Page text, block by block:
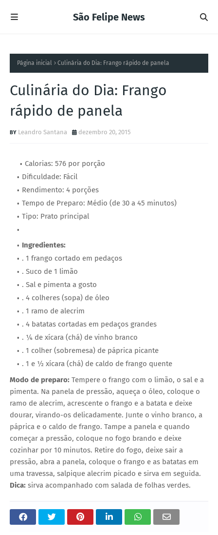
São Felipe News
Página inicial Culinária do Dia: Frango rápido de panela
Culinária do Dia: Frango
rápido de panela
Leandro Santana dezembro 20, 2015
Calorias: 576 por porção
Dificuldade: Fácil
Rendimento: 4 porções
Tempo de Preparo: Médio (de 30 a 45 minutos)
Tipo: Prato principal
Ingredientes:
. 1 frango cortado em pedaços
. Suco de 1 limão
. Sal e pimenta a gosto
. 4 colheres (sopa) de óleo
. 1 ramo de alecrim
. 4 batatas cortadas em pedaços grandes
. ¼ de xícara (chá) de vinho branco
. 1 colher (sobremesa) de páprica picante
. 1 e ½ xícara (chá) de caldo de frango quente
Modo de preparo: Tempere o frango com o limão, o sal e a
pimenta. Na panela de pressão, aqueça o óleo, coloque o
ramo de alecrim, acrescente o frango e a batata e deixe
dourar, virando-os delicadamente. Junte o vinho branco, a
páprica e o caldo de frango. Tampe a panela e quando
começar a pressão, coloque no fogo brando e deixe
cozinhar por 10 minutos. Retire do fogo, deixe sair a
pressão, abra a panela, coloque o frango e as batatas em
uma travessa, salpique alecrim picado e sirva em seguida.
Dica: sirva acompanhado com salada de folhas verdes.